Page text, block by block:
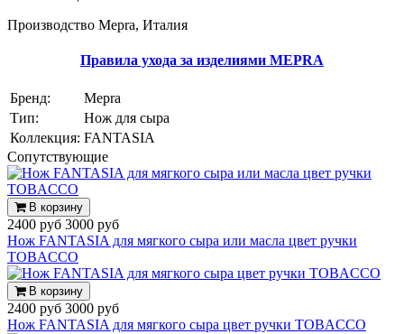
Производство Mepra, Италия
Правила ухода за изделиями MEPRA
Бренд:
Mepra
Тип:
Нож для сыра
Коллекция: FANTASIA
Cопутствующие
В корзину
2400 руб 3000 руб
Нож FANTASIA для мягкого сыра или масла цвет ручки
TOBACCO
В корзину
2400 руб 3000 руб
Нож FANTASIA для мягкого сыра цвет ручки TOBACCO